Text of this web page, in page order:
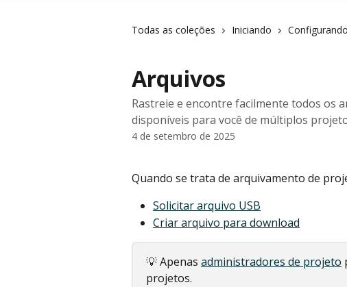
Todas as coleções Iniciando
Arquivos
Rastreie e encontre facilmente todos os
disponíveis para você de múltiplos
4 de setembro de 2025
Quando se trata de arquivamento de
Solicitar arquivo USB
Criar arquivo para download
💡 Apenas administradores de projeto
projetos.